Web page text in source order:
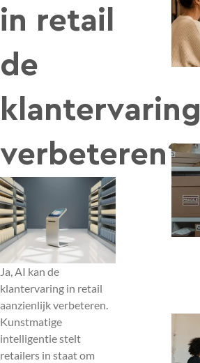
in retail
de
klantervaring
verbeteren?
Ja, AI kan de
klantervaring in retail
aanzienlijk verbeteren.
Kunstmatige
intelligentie stelt
retailers in staat om